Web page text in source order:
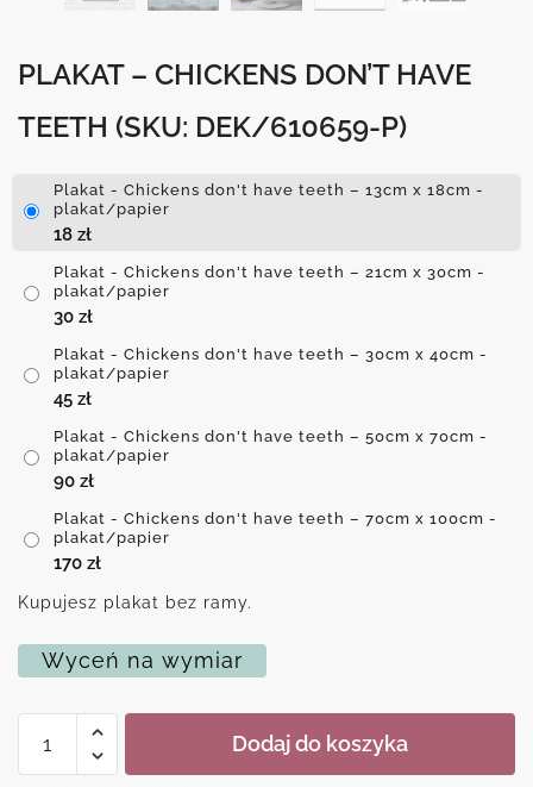
PLAKAT – CHICKENS DON’T HAVE
TEETH (SKU: DEK/610659-P)
Plakat - Chickens don't have teeth – 13cm x 18cm -
plakat/papier
18 zł
Plakat - Chickens don't have teeth – 21cm x 30cm -
plakat/papier
30 zł
Plakat - Chickens don't have teeth – 30cm x 40cm -
plakat/papier
45 zł
Plakat - Chickens don't have teeth – 50cm x 70cm -
plakat/papier
90 zł
Plakat - Chickens don't have teeth – 70cm x 100cm -
plakat/papier
170 zł
Kupujesz plakat bez ramy.
Wyceń na wymiar
ilość
Plakat
Dodaj do koszyka